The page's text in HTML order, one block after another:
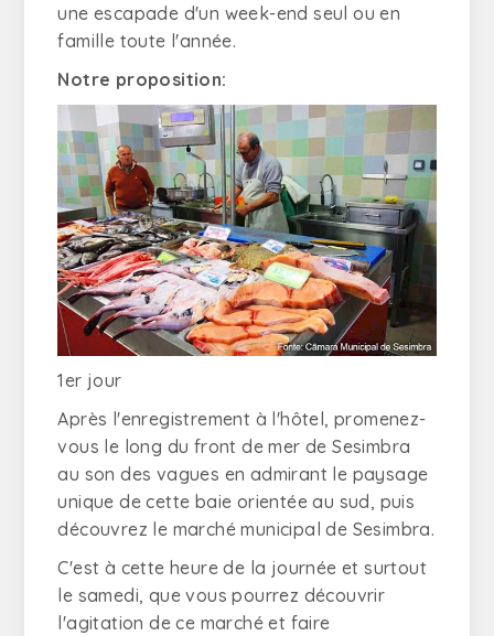
une escapade d'un week-end seul ou en
famille toute l'année.
Notre proposition:
1er jour
Après l'enregistrement à l'hôtel, promenez-
vous le long du front de mer de Sesimbra
au son des vagues en admirant le paysage
unique de cette baie orientée au sud, puis
découvrez le marché municipal de Sesimbra.
C'est à cette heure de la journée et surtout
le samedi, que vous pourrez découvrir
l'agitation de ce marché et faire